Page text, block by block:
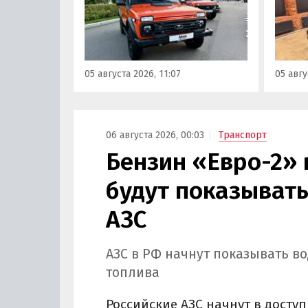
августа 2026 года. При их
покупке можно сэкономить от
20 000 до 100 000 рублей,
выяснили «Автоновости дня» в
ходе регулярного мониторинга
прайс-листов LADA.
05 августа 2026, 11:07
2025
100
05
06 августа 2026, 00:03 Транспорт
Бензин «Евро-2»
будут
АЗС
АЗС в РФ начнут показывать
топлива
Российские АЗС начнут в